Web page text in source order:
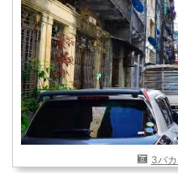
北・中南米
世界一周の準備
Web・ガジェット
スマホ・タブレット
ポケモンGO
3バ